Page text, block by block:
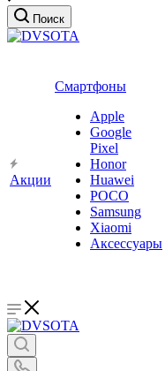
Поиск
Акции
Смартфоны
Apple
Google
Pixel
Honor
Huawei
POCO
Samsung
Xiaomi
Аксессуары